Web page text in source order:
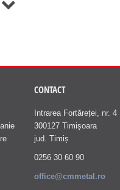
CONTACT
Intrarea Fortăreței, nr. 4
300127 Timișoara
jud. Timiș
0256 30 60 90
office@cmmetal.ro